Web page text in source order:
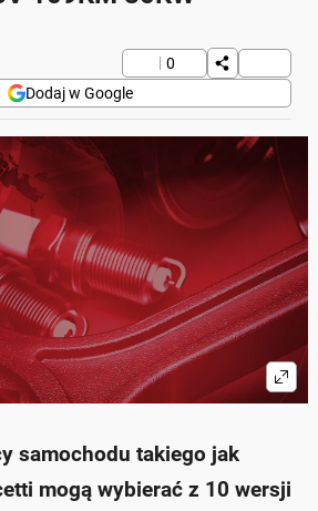
0
Dodaj w Google
samochodu takiego jak
mogą wybierać z 10 wersji